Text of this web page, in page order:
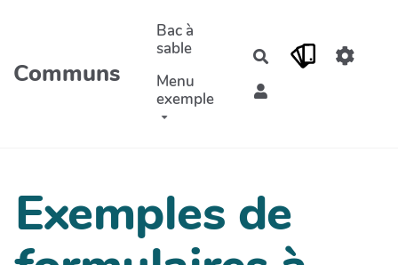
Aller au contenu principal
Communs
Bac à
sable
Menu
exemple
Rechercher
Exemples de